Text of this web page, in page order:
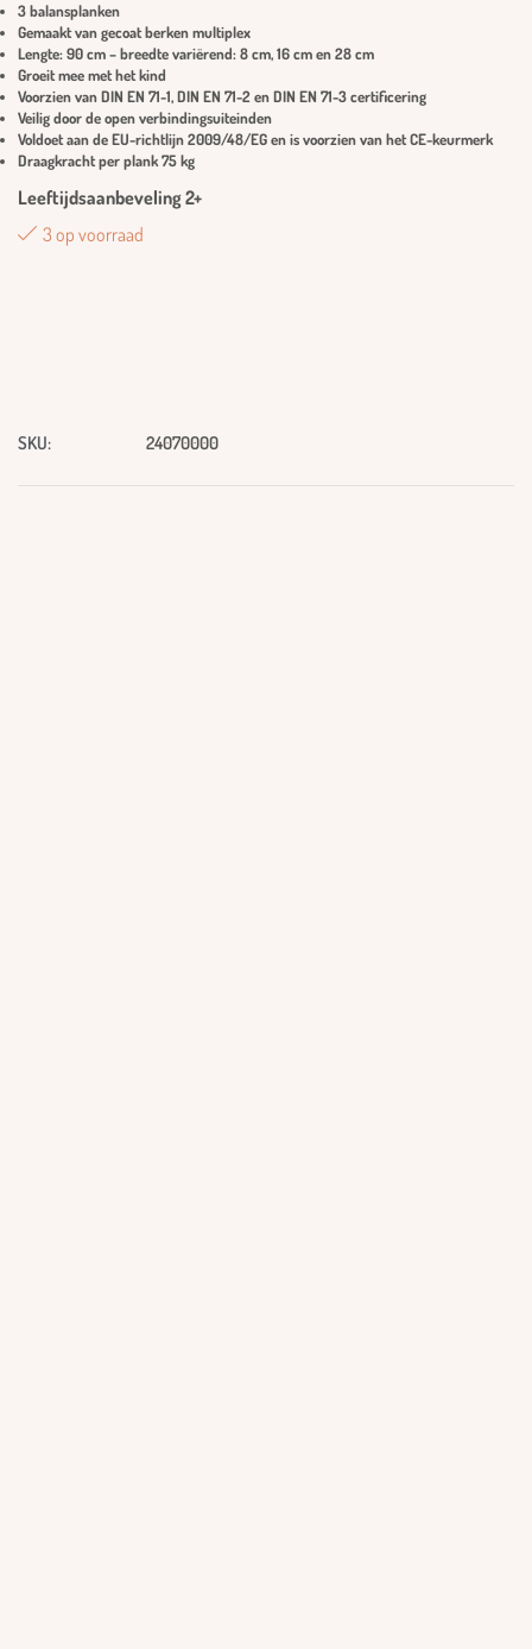
3 balansplanken
Gemaakt van gecoat berken multiplex
Lengte: 90 cm – breedte variërend: 8 cm, 16 cm en 28 cm
Groeit mee met het kind
Voorzien van DIN EN 71-1, DIN EN 71-2 en DIN EN 71-3 certificering
Veilig door de open verbindingsuiteinden
Voldoet aan de EU-richtlijn 2009/48/EG en is voorzien van het CE-keurmerk
Draagkracht per plank 75 kg
Leeftijdsaanbeveling 2+
3 op voorraad
SKU: 24070000